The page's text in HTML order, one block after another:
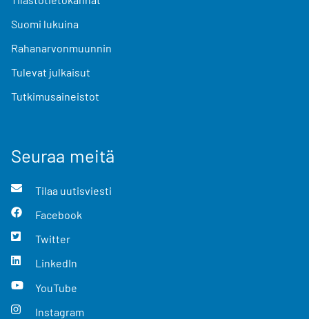
Suomi lukuina
Rahanarvonmuunnin
Tulevat julkaisut
Tutkimusaineistot
Seuraa meitä
Tilaa uutisviesti
Facebook
Twitter
LinkedIn
YouTube
Instagram